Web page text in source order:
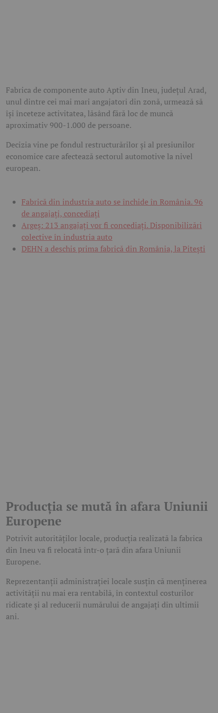
Fabrica de componente auto Aptiv din Ineu, județul Arad,
unul dintre cei mai mari angajatori din zonă, urmează să
își înceteze activitatea, lăsând fără loc de muncă
aproximativ 900-1.000 de persoane.
Decizia vine pe fondul restructurărilor și al presiunilor
economice care afectează sectorul automotive la nivel
european.
Fabrică din industria auto se închide în România. 96
de angajați, concediați
Argeș: 213 angajați vor fi concediați. Disponibilizări
colective în industria auto
DEHN a deschis prima fabrică din România, la Pitești
Producția se mută în afara Uniunii
Europene
Potrivit autorităților locale, producția realizată la fabrica
din Ineu va fi relocată într-o țară din afara Uniunii
Europene.
Reprezentanții administrației locale susțin că menținerea
activității nu mai era rentabilă, în contextul costurilor
ridicate și al reducerii numărului de angajați din ultimii
ani.